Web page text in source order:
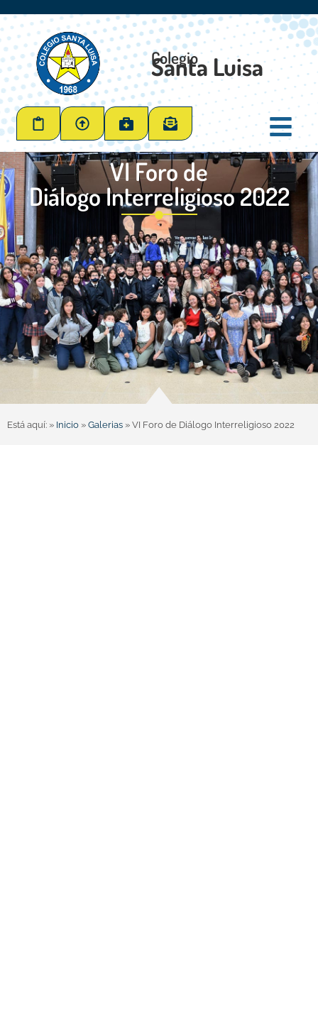
Colegio
Santa Luisa
VI Foro de
Diálogo Interreligioso 2022
Está aquí: » Inicio » Galerias » VI Foro de Diálogo Interreligioso 2022